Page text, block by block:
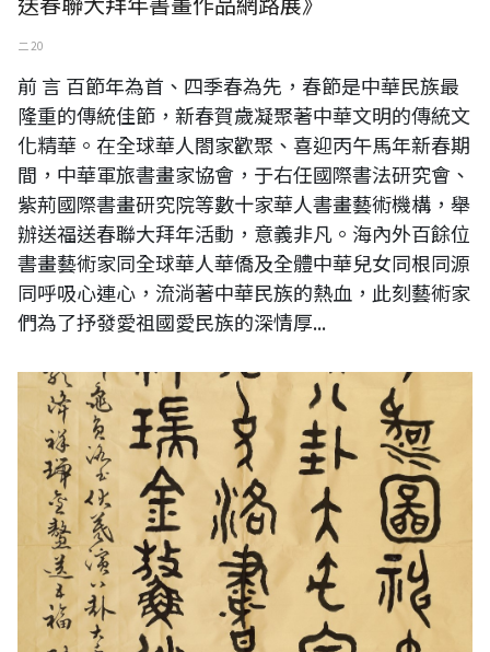
二 20
前 言 百節年為首、四季春為先，春節是中華民族最
隆重的傳統佳節，新春賀歲凝聚著中華文明的傳統文
化精華。在全球華人閤家歡聚、喜迎丙午馬年新春期
間，中華軍旅書畫家協會，于右任國際書法研究會、
紫荊國際書畫研究院等數十家華人書畫藝術機構，舉
辦送福送春聯大拜年活動，意義非凡。海內外百餘位
書畫藝術家同全球華人華僑及全體中華兒女同根同源
同呼吸心連心，流淌著中華民族的熱血，此刻藝術家
們為了抒發愛祖國愛民族的深情厚...